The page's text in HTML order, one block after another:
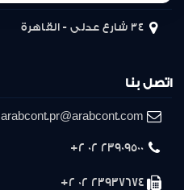
34 شارع عدلى - القاهرة
اتصل بنا
arabcont.pr@arabcont.com
23909500 02 2+
23937674 02 2+